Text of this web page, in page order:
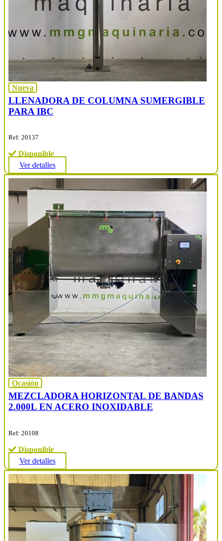
Nueva
LLENADORA DE COLUMNA SUMERGIBLE
PARA IBC
Ref: 20137
Disponible
Ver detalles
Ocasión
MEZCLADORA HORIZONTAL DE BANDAS
2.000L EN ACERO INOXIDABLE
Ref: 20108
Disponible
Ver detalles